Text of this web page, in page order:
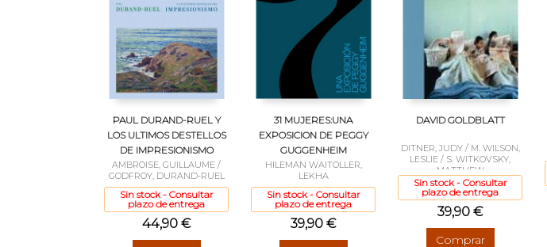
PAUL DURAND-RUEL Y
LOS ULTIMOS DESTELLOS
DE IMPRESIONISMO
AMBROISE, GUILLAUME /
GODFROY, DURAND-RUEL
Sin stock - Consultar
plazo de entrega
44,90 €
31 MUJERES:UNA
EXPOSICION DE PEGGY
GUGGENHEIM
HILEMAN WAITOLLER,
LEKHA
Sin stock - Consultar
plazo de entrega
39,90 €
DAVID GOLDBLATT
DITNER, JUDY / M. WILSON,
LESLIE / S. WITKOVSKY,
MATTHEW
Sin stock - Consultar
plazo de entrega
39,90 €
Comprar